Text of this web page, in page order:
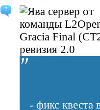
7
- фикс квеста